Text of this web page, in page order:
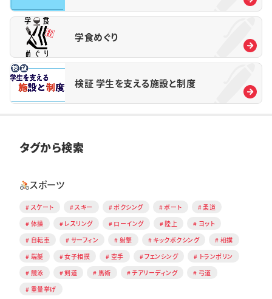
学食めぐり
検証 学生を支える施設と制度
タグから検索
スポーツ
スケート スキー ボクシング ボート
柔道
体操
レスリング ローイング 陸上
ヨット
自転車
サーフィン 射撃 キックボクシング
相撲
端艇
女子相撲 空手 フェンシング
トランポリン
競泳
剣道 馬術 チアリーディング
弓道
重量挙げ